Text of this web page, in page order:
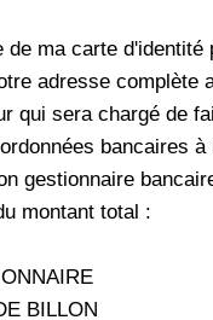
de ma carte
adresse complète
qui sera chargé de
bancaires
gestionnaire
montant total :